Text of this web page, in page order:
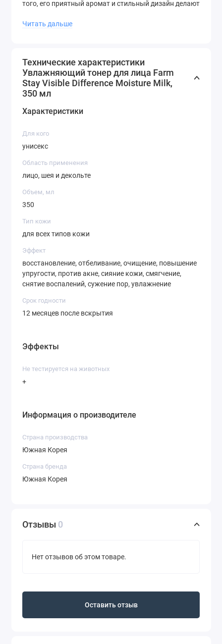
того, его приятный аромат и стильный дизайн делают
получить профессиональный уход за кожей в
домашних условиях. Не откладывайте свою красоту
на потом - попробуйте уже сегодня!
Читать дальше
Технические характеристики
Увлажняющий тонер для лица Farm
Stay Visible Difference Moisture Milk,
350 мл
Характеристики
Для кого
унисекс
Область применения
лицо, шея и декольте
Объем, мл
350
Тип кожи
для всех типов кожи
Эффект
восстановление, отбеливание, очищение, повышение
упругости, против акне, сияние кожи, смягчение,
снятие воспалений, сужение пор, увлажнение
Срок годности
12 месяцев после вскрытия
Эффекты
Не тестируется на животных
+
Информация о производителе
Страна производства
Южная Корея
Страна бренда
Южная Корея
Отзывы 0
Нет отзывов об этом товаре.
Оставить отзыв